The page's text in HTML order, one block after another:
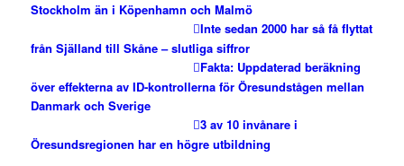
Stockholm än i Köpenhamn och Malmö
Inte sedan 2000 har så få flyttat
från Själland till Skåne – slutliga siffror
Fakta: Uppdaterad beräkning
över effekterna av ID-kontrollerna för Öresundstågen mellan
Danmark och Sverige
3 av 10 invånare i
Öresundsregionen har en högre utbildning